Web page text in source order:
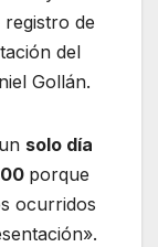
registro de
del
Gollán.
solo día
porque
ocurridos